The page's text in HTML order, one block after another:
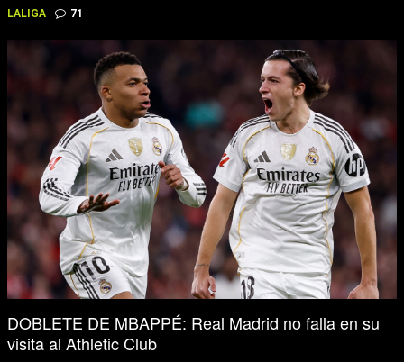
LALIGA 71
DOBLETE DE MBAPPÉ: Real Madrid no falla en su
visita al Athletic Club